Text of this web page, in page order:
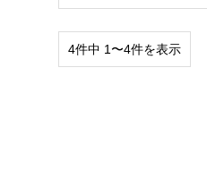
4件中 1〜4件を表示